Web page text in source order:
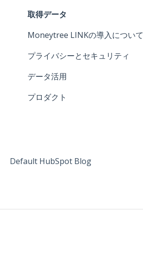
開発準備
取得データ
Moneytree LINKの導入について
プライバシーとセキュリティ
データ活用
プロダクト
Default HubSpot Blog